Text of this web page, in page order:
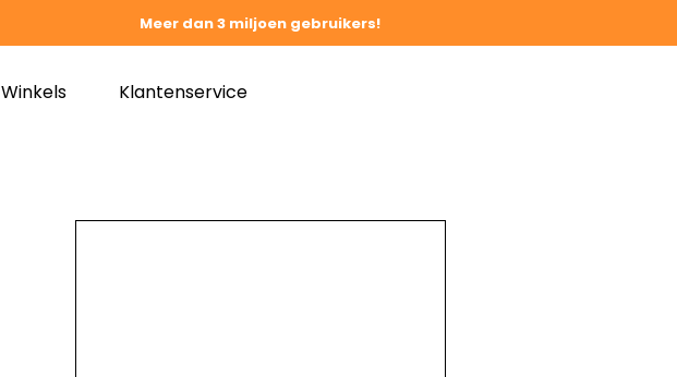
Meer dan 3 miljoen gebruikers!
Winkels Klantenservice